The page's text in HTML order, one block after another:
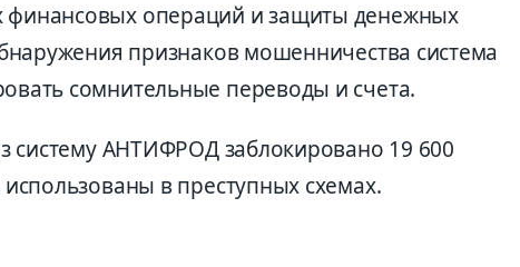
финансовых операций и защиты денежных
признаков мошенничества система
сомнительные переводы и счета.
систему АНТИФРОД заблокировано 19 600
в преступных схемах.